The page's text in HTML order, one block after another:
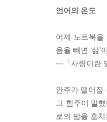
바람도 둥지의
이세돌이 증명
당신의 추억
분노를 대하는
동그라미가 되
지지향(紙之鄕
언어의 온도
어제 노트북을
음을 빼면 ‘삶
---「사랑이란
안주가 떨어질
고 힘주어 말
로의 밤을 훔